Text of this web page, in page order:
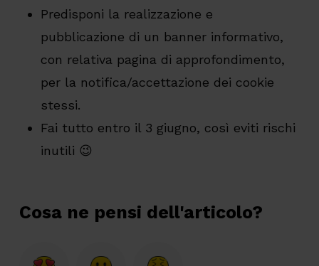
Predisponi la realizzazione e
pubblicazione di un banner informativo,
con relativa pagina di approfondimento,
per la notifica/accettazione dei cookie
stessi.
Fai tutto entro il 3 giugno, così eviti rischi
inutili 😉
Cosa ne pensi dell'articolo?